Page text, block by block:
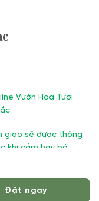
Vườn Hoa Tươi
giao sẽ được thông
khi cắm hay bó.
Đặt ngay